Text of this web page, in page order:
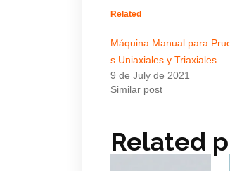
Related
Máquina Manual para
s Uniaxiales y Triaxiales
9 de July de 2021
Similar post
Related